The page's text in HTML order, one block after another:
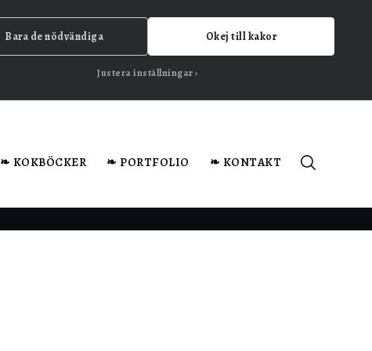
❧ KOKBÖCKER ❧ PORTFOLIO ❧ KONTAKT
Bara de nödvändiga Okej till kakor
Justera inställningar